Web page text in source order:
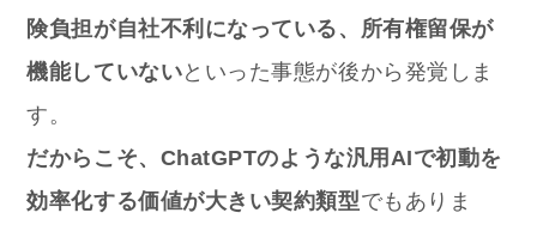
険負担が自社不利になっている、所有権留保が
機能していないといった事態が後から発覚しま
す。
だからこそ、ChatGPTのような汎用AIで初動を
効率化する価値が大きい契約類型でもありま